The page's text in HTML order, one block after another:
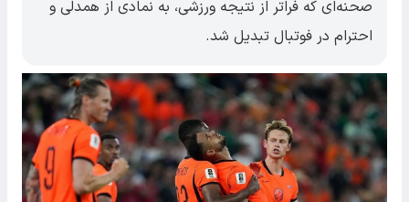
صحنه‌ای که فراتر از نتیجه ورزشی، به نمادی از همدلی و
احترام در فوتبال تبدیل شد.